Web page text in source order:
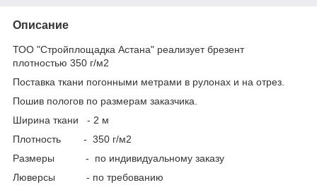
Описание
ТОО "Стройплощадка Астана" реализует брезент
плотностью 350 г/м2
Поставка ткани погонными метрами в рулонах и на отрез.
Пошив пологов по размерам заказчика.
Ширина ткани - 2 м
Плотность - 350 г/м2
Размеры - по индивидуальному заказу
Люверсы - по требованию